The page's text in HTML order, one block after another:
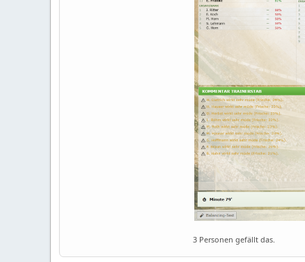
3 Personen gefällt das.